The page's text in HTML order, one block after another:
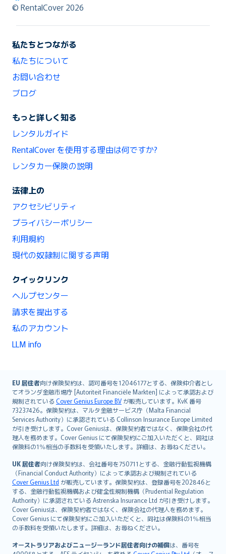
RentalCover
© RentalCover 2026
私たちとつながる
私たちについて
お問い合わせ
ブログ
もっと詳しく知る
レンタルガイド
RentalCover を使用する理由は何ですか?
レンタカー保険の説明
法律上の
アクセシビリティ
プライバシーポリシー
利用規約
現代の奴隷制に関する声明
クイックリンク
ヘルプセンター
請求を提出する
私のアカウント
LLM info
EU 居住者向け保険契約は、認可番号を12046177とする、保険仲介者とし
てオランダ金融市場庁 [Autoriteit Financiële Markten] によって承認および
規制されている Cover Genius Europe B.V が販売しています。KvK 番号
73237426。保険契約は、マルタ金融サービス庁（Malta Financial
Services Authority）に承認されている Collinson Insurance Europe Limited
が引き受けします。Cover Geniusは、保険契約者ではなく、保険会社の代
理人を務めます。Cover Genius にて保険契約にご加入いただくと、同社は
保険料の1％相当の手数料を受領いたします。詳細は、お尋ねください。
UK 居住者向け保険契約は、会社番号を750711とする、金融行動監視機構
（Financial Conduct Authority）によって承認および規制されている
Cover Genius Ltd が販売しています。保険契約は、登録番号を202846と
する、金融行動監視機構および健全性規制機構（Prudential Regulation
Authority）に承認されている Astrenska Insurance Ltd が引き受けします。
Cover Geniusは、保険契約者ではなく、保険会社の代理人を務めます。
Cover Genius にて保険契約にご加入いただくと、同社は保険料の1％相当
の手数料を受領いたします。詳細は、お尋ねください。
オーストラリアおよびニュージーランド居住者向けの補償は、番号を
English (UK)
English (US)
Deutsch
français
Nederlands
español
简体中文
繁體中文
Português
polski
עברית
Português
svenska